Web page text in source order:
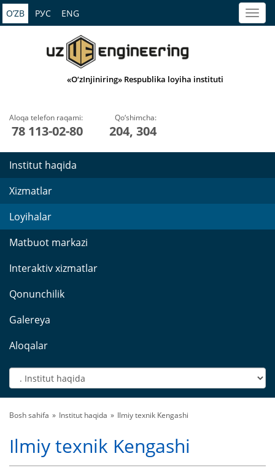
O’ZB РУС ENG
«O‘zInjiniring» Respublika loyiha instituti
Aloqa telefon raqami:
78 113-02-80
Qo‘shimcha:
204, 304
Institut haqida
Xizmatlar
Loyihalar
Matbuot markazi
Interaktiv xizmatlar
Qonunchilik
Galereya
Aloqalar
Bosh sahifa Institut haqida Ilmiy texnik Kengashi
Ilmiy texnik Kengashi